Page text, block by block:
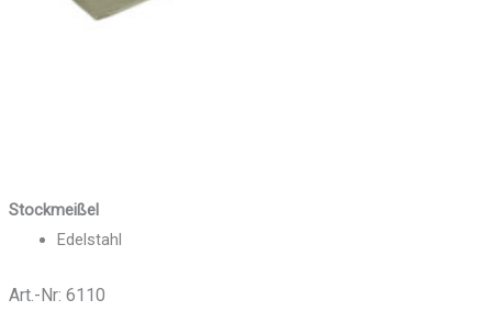
Stockmeißel
Edelstahl
Art.-Nr: 6110